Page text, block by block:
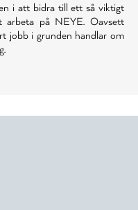
i att bidra till ett så viktigt
arbeta på NEYE. Oavsett
jobb i grunden handlar om